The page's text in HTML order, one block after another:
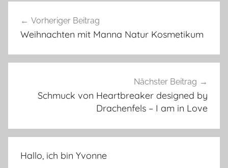
Vorheriger Beitrag
Weihnachten mit Manna Natur Kosmetikum
Nächster Beitrag
Schmuck von Heartbreaker designed by
Drachenfels – I am in Love
Hallo, ich bin Yvonne